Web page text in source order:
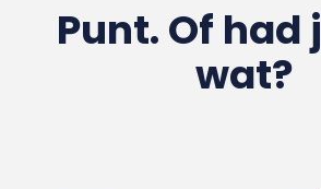
Punt. Of had
wat?